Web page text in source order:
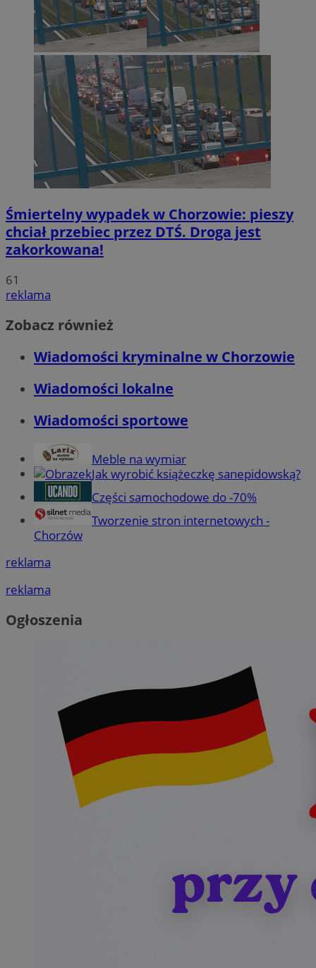
Śmiertelny wypadek w Chorzowie: pieszy
chciał przebiec przez DTŚ. Droga jest
zakorkowana!
61
reklama
Zobacz również
Wiadomości kryminalne w Chorzowie
Wiadomości lokalne
Wiadomości sportowe
Meble na wymiar
Jak wyrobić książeczkę sanepidowską?
Części samochodowe do -70%
Tworzenie stron internetowych -
Chorzów
reklama
reklama
Ogłoszenia